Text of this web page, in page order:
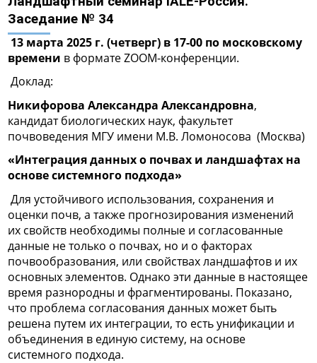
Заседание № 34
13 марта 2025 г. (четверг) в 17-00 по московскому
времени в формате ZOOM-конференции.
Доклад:
Никифорова Александра Александровна,
кандидат биологических наук, факультет
почвоведения МГУ имени М.В. Ломоносова (Москва)
«Интеграция данных о почвах и ландшафтах на
основе системного подхода»
Для устойчивого использования, сохранения и
оценки почв, а также прогнозирования изменений
их свойств необходимы полные и согласованные
данные не только о почвах, но и о факторах
почвообразования, или свойствах ландшафтов и их
основных элементов. Однако эти данные в настоящее
время разнородны и фрагментированы. Показано,
что проблема согласования данных может быть
решена путем их интеграции, то есть унификации и
объединения в единую систему, на основе
системного подхода.